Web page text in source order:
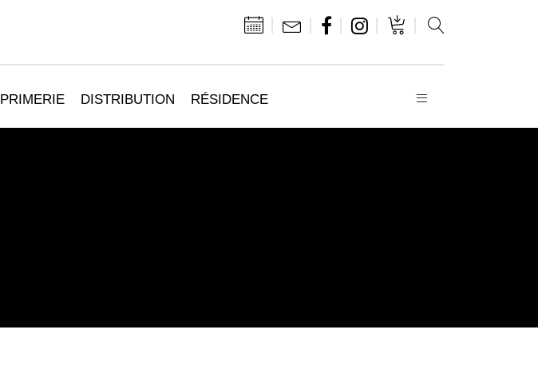
DISTRIBUTION RÉSIDENCE